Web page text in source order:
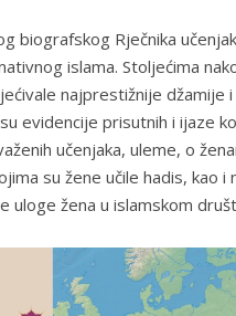
Rječnika
islama. Stoljećima
najprestižnije džamije
evidencije prisutnih i ijaze
učenjaka, uleme, o
su žene učile hadis, kao
uloge žena u islamskom